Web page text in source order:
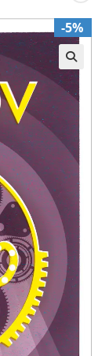
🔍
-5%